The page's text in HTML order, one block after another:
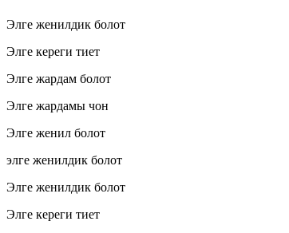
Элге женилдик болот
Элге кереги тиет
Элге жардам болот
Элге жардамы чон
Элге женил болот
элге женилдик болот
Элге женилдик болот
Элге кереги тиет